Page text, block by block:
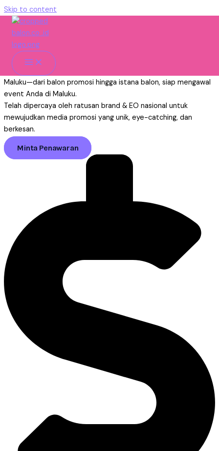
Skip to content
Vendor Balon Maluku Untuk Event
Promosi & Branding
Home»Maluku
Balon.co.id, solusi kreatif untuk kebutuhan promosi visual di
Maluku—dari balon promosi hingga istana balon, siap mengawal
event Anda di Maluku.
Telah dipercaya oleh ratusan brand & EO nasional untuk
mewujudkan media promosi yang unik, eye-catching, dan
berkesan.
Minta Penawaran